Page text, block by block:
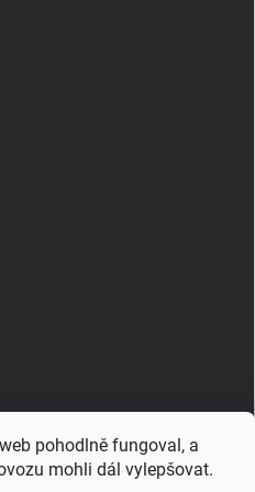
pohodlně fungoval, a
mohli dál vylepšovat.